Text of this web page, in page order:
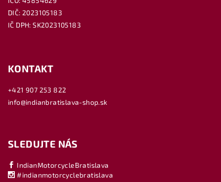
DIČ: 2023105183
IČ DPH: SK2023105183
KONTAKT
+421 907 253 822
info@indianbratislava-shop.sk
SLEDUJTE NÁS
IndianMotorcycleBratislava
#indianmotorcyclebratislava